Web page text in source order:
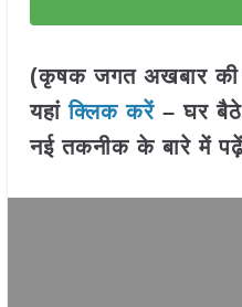
(कृषक जगत अखबार की
यहांक्लिक करें– घर बैठे
नई तकनीक के बारे में